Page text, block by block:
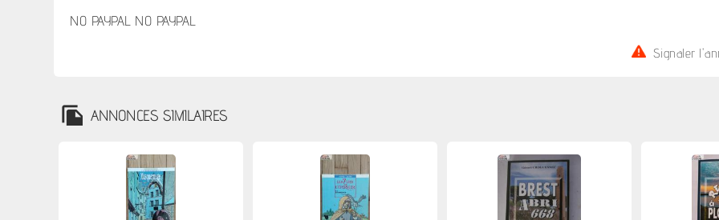
NO PAYPAL NO PAYPAL
Signaler
ANNONCES SIMILAIRES